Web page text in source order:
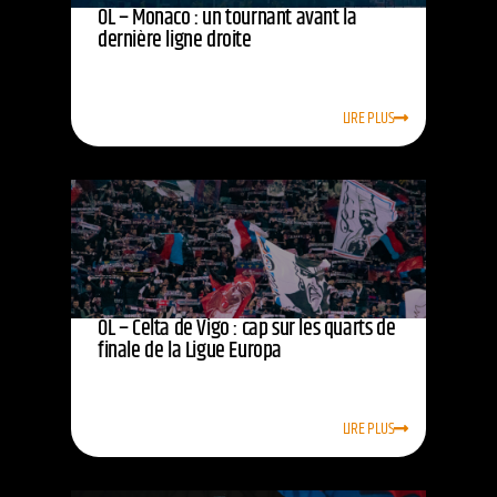
OL – Monaco : un tournant avant la
dernière ligne droite
LIRE PLUS
OL – Celta de Vigo : cap sur les quarts de
finale de la Ligue Europa
LIRE PLUS